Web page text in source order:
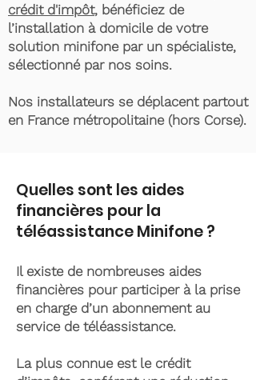
crédit d'impôt, bénéficiez de
l’installation à domicile de votre
solution minifone par un spécialiste,
sélectionné par nos soins.
Nos installateurs se déplacent partout
en France métropolitaine (hors Corse).
Quelles sont les aides
financières pour la
téléassistance Minifone ?
Il existe de nombreuses aides
financières pour participer à la prise
en charge d’un abonnement au
service de téléassistance.
La plus connue est le crédit